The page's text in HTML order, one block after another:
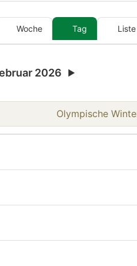
Woche Tag Liste
2026 ▶
Olympische